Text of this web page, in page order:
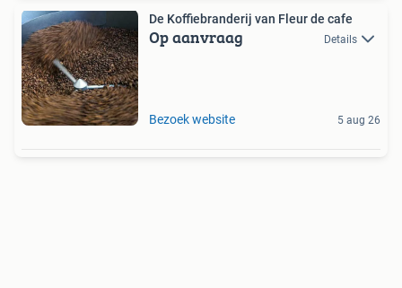
De Koffiebranderij van Fleur de cafe
Op aanvraag Details
Bezoek website 5 aug 26